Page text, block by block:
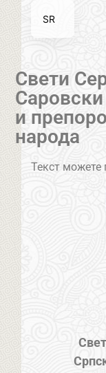
Свети
и
народа
Текст можете
SR
EN